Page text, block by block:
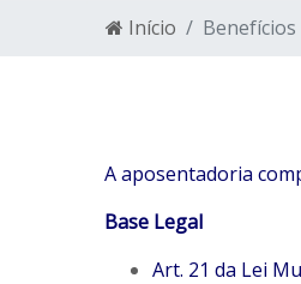
Início
A aposentadoria
Base Legal
Art. 21 da Lei